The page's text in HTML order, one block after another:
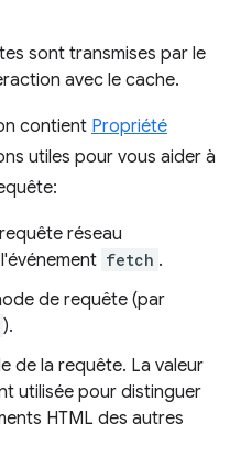
sont transmises par le
avec le cache.
contient Propriété
utiles pour vous aider à
réseau
fetch .
de requête (par
).
de la requête. La valeur
utilisée pour distinguer
HTML des autres